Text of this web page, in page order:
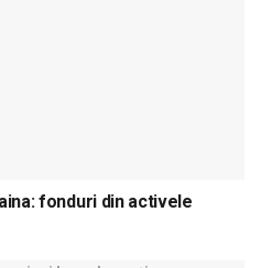
fonduri din activele